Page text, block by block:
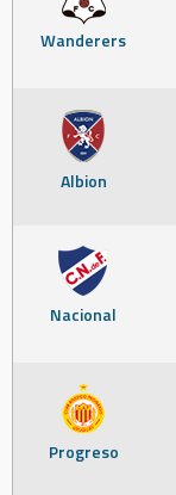
Wanderers
Albion
Nacional
Progreso